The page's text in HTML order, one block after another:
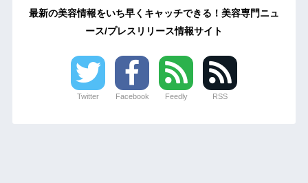
最新の美容情報をいち早くキャッチできる！美容専門ニュ
ース/プレスリリース情報サイト
Twitter Facebook Feedly RSS